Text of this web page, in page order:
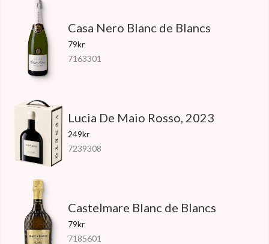
Casa Nero Blanc de Blancs
79kr
7163301
Lucia De Maio Rosso, 2023
249kr
7239308
Castelmare Blanc de Blancs
79kr
7185601